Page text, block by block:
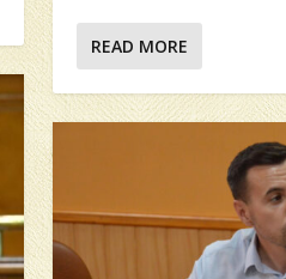
READ MORE